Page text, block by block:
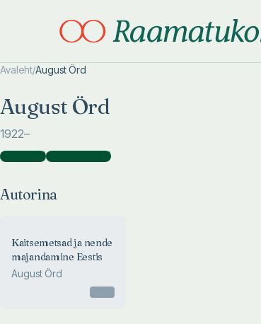
Avaleht/August Örd
August Örd
1922–
Autorina )Kaasautorina )
Autorina
Kaitsemetsad ja nende
majandamine Eestis
August Örd